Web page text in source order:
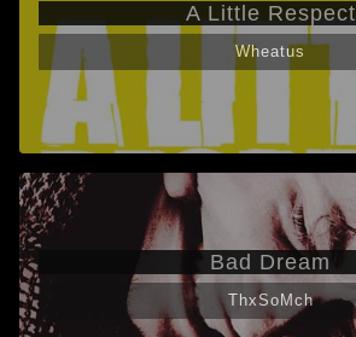
A Little Respect
Wheatus
Bad Dream
ThxSoMch